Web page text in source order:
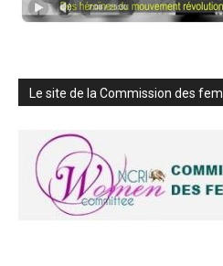
Le site de la Commission des